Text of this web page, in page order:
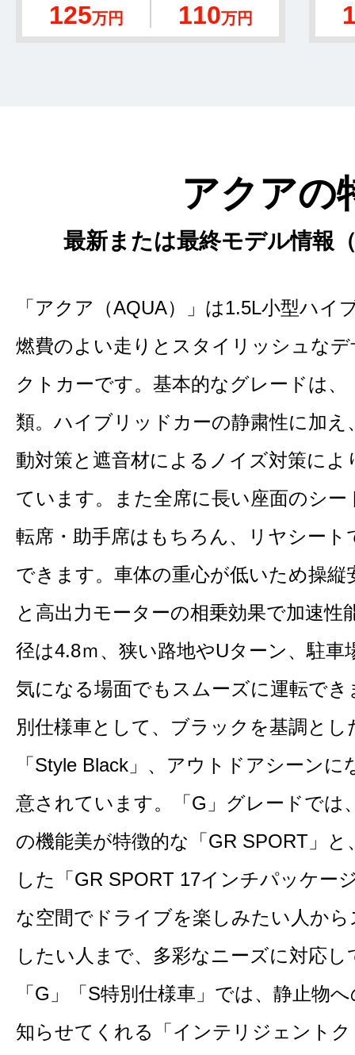
125万円 110万円
アクアの
最新または最終モデル情報
「アクア（AQUA）」は1.5L小型ハ
燃費のよい走りとスタイリッシュな
クトカーです。基本的なグレードは、
類。ハイブリッドカーの静粛性に加
動対策と遮音材によるノイズ対策によ
ています。また全席に長い座面のシ
転席・助手席はもちろん、リヤシー
できます。車体の重心が低いため操
と高出力モーターの相乗効果で加速性
径は4.8ｍ、狭い路地やUターン、駐
気になる場面でもスムーズに運転で
別仕様車として、ブラックを基調と
「Style Black」、アウトドアシーン
意されています。「G」グレードでは
の機能美が特徴的な「GR SPORT」
した「GR SPORT 17インチパッケー
な空間でドライブを楽しみたい人か
したい人まで、多彩なニーズに対応
「G」「S特別仕様車」では、静止物
知らせてくれる「インテリジェント